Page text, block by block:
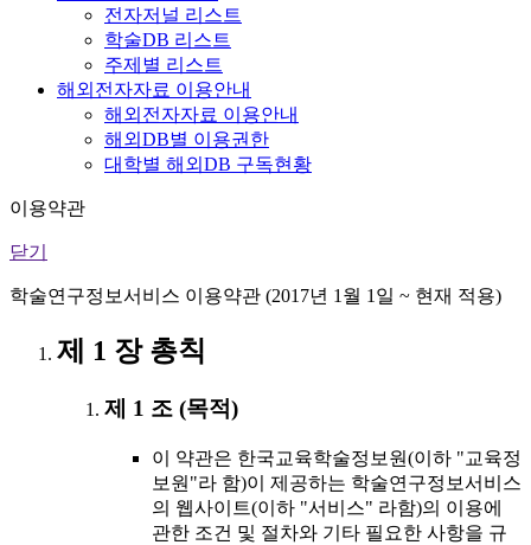
전자저널 리스트
학술DB 리스트
주제별 리스트
해외전자자료 이용안내
해외전자자료 이용안내
해외DB별 이용권한
대학별 해외DB 구독현황
이용약관
닫기
학술연구정보서비스 이용약관 (2017년 1월 1일 ~ 현재 적용)
제 1 장 총칙
제 1 조 (목적)
이 약관은 한국교육학술정보원(이하 "교육정
보원"라 함)이 제공하는 학술연구정보서비스
의 웹사이트(이하 "서비스" 라함)의 이용에
관한 조건 및 절차와 기타 필요한 사항을 규